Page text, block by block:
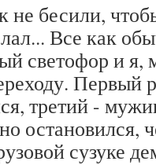
не бесили,
Все как
светофор и я,
Первый
третий -
остановился,
сузуке